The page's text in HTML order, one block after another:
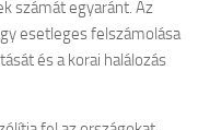
számát egyaránt. Az
esetleges felszámolása
és a korai halálozás